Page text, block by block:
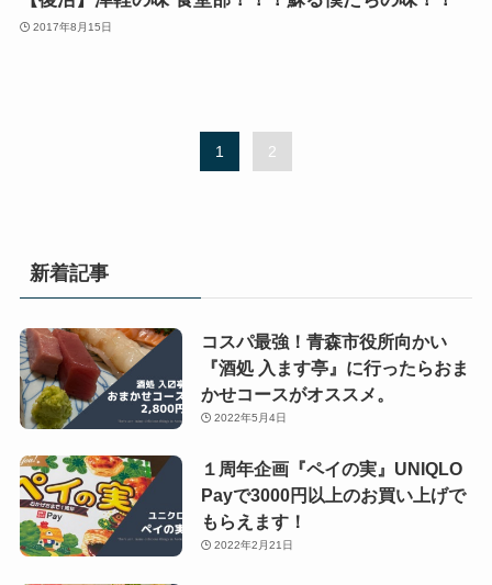
2017年8月15日
1 2
新着記事
コスパ最強！青森市役所向かい
『酒処 入ます亭』に行ったらおま
かせコースがオススメ。
2022年5月4日
１周年企画『ペイの実』UNIQLO
Payで3000円以上のお買い上げで
もらえます！
2022年2月21日